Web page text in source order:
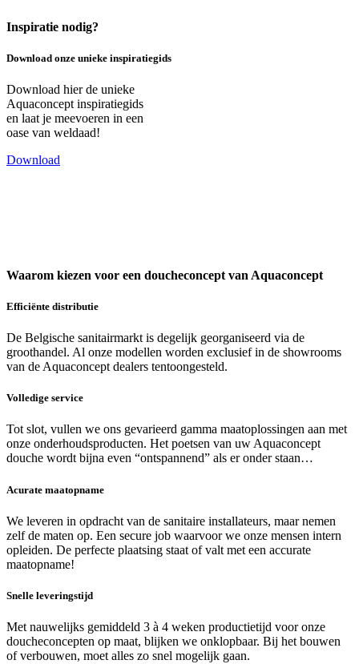
Inspiratie nodig?
Download onze unieke inspiratiegids
Download hier de unieke
Aquaconcept inspiratiegids
en laat je meevoeren in een
oase van weldaad!
Download
Waarom kiezen voor een doucheconcept van Aquaconcept
Efficiënte distributie
De Belgische sanitairmarkt is degelijk georganiseerd via de
groothandel. Al onze modellen worden exclusief in de showrooms
van de Aquaconcept dealers tentoongesteld.
Volledige service
Tot slot, vullen we ons gevarieerd gamma maatoplossingen aan met
onze onderhoudsproducten. Het poetsen van uw Aquaconcept
douche wordt bijna even “ontspannend” als er onder staan…
Acurate maatopname
We leveren in opdracht van de sanitaire installateurs, maar nemen
zelf de maten op. Een secure job waarvoor we onze mensen intern
opleiden. De perfecte plaatsing staat of valt met een accurate
maatopname!
Snelle leveringstijd
Met nauwelijks gemiddeld 3 à 4 weken productietijd voor onze
doucheconcepten op maat, blijken we onklopbaar. Bij het bouwen
of verbouwen, moet alles zo snel mogelijk gaan.